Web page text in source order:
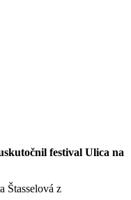
festival Ulica na
Štasselová z